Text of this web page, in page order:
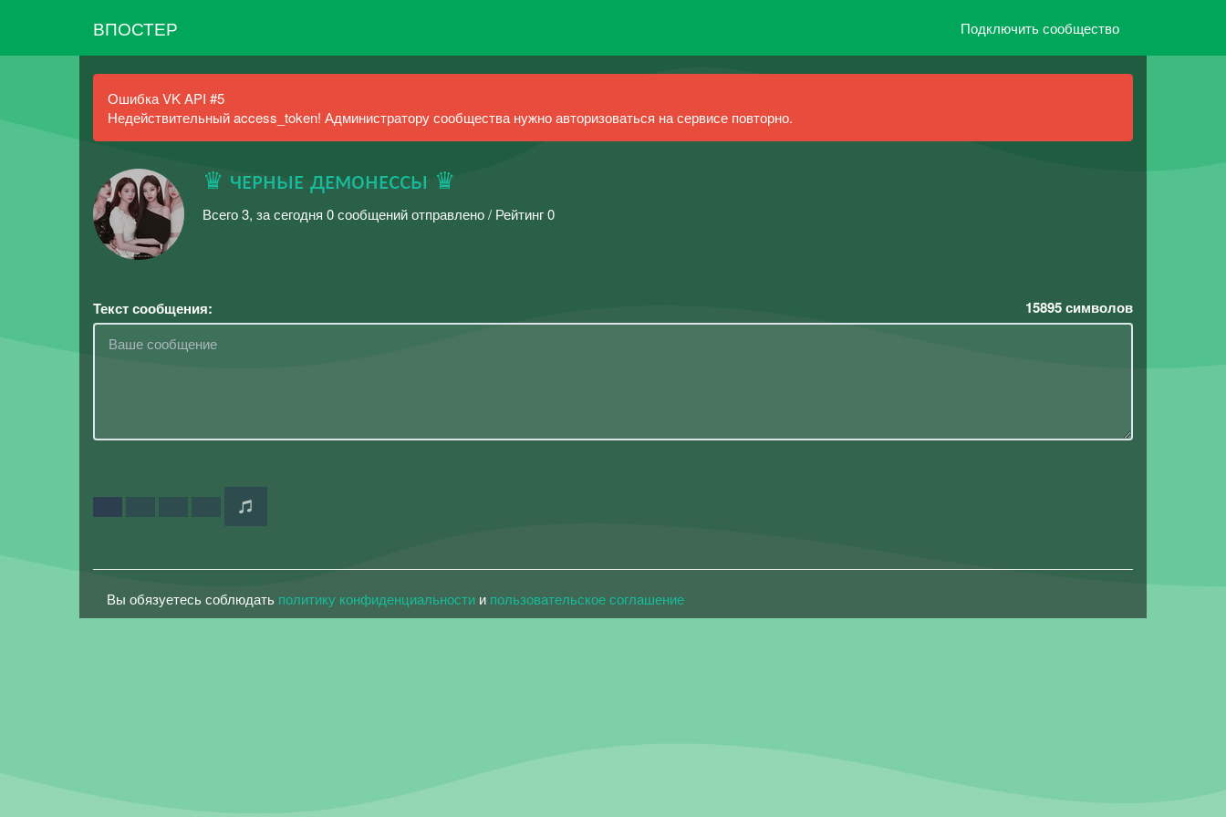
ВПОСТЕР Подключить сообщество
Ошибка VK API #5
Недействительный access_token! Администратору сообщества нужно авторизоваться на сервисе повторно.
♛ чᴇᴘныᴇ дᴇмонᴇссы ♛
Всего 3, за сегодня 0 сообщений отправлено / Рейтинг 0
Текст сообщения: 15895символов
Вы обязуетесь соблюдать политику конфиденциальности и пользовательское соглашение